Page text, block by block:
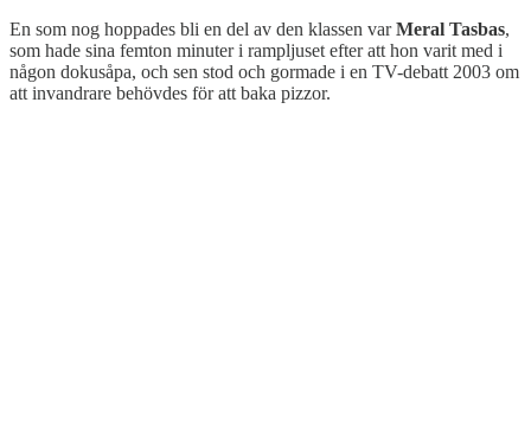
En som nog hoppades bli en del av den klassen varMeral Tasbas,
som hade sina femton minuter i rampljuset efter att hon varit med i
någon dokusåpa, och sen stod och gormade i en TV-debatt 2003 om
att invandrare behövdes för att baka pizzor.